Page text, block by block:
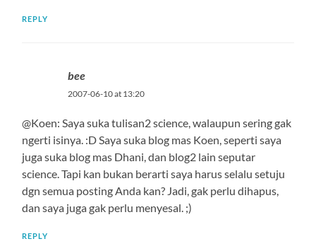
REPLY
bee
2007-06-10 at 13:20
@Koen: Saya suka tulisan2 science, walaupun sering gak
ngerti isinya. :D Saya suka blog mas Koen, seperti saya
juga suka blog mas Dhani, dan blog2 lain seputar
science. Tapi kan bukan berarti saya harus selalu setuju
dgn semua posting Anda kan? Jadi, gak perlu dihapus,
dan saya juga gak perlu menyesal. ;)
REPLY